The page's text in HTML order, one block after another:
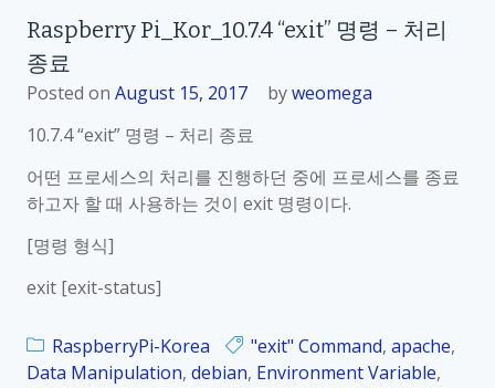
2
r
명
령
a
p
r
r
o
r
Raspberry Pi_Kor_10.7.4 “exit” 명령 – 처리
종료
Posted on August 15, 2017 byweomega
10.7.4 “exit” 명령 – 처리 종료
어떤 프로세스의 처리를 진행하던 중에 프로세스를 종료
하고자 할 때 사용하는 것이 exit 명령이다.
[명령 형식]
exit [exit-status]
RaspberryPi-Korea "exit" Command, apache,
Data Manipulation, debian, Environment Variable,